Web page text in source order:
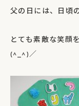
父の日には、日頃
とても素敵な笑顔
(^_^)／